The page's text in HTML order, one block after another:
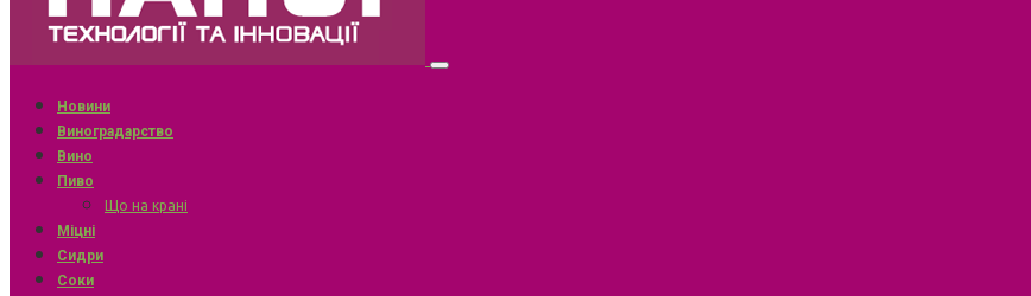
Новини
Виноградарство
Вино
Пиво
Що на крані
Міцні
Сидри
Соки